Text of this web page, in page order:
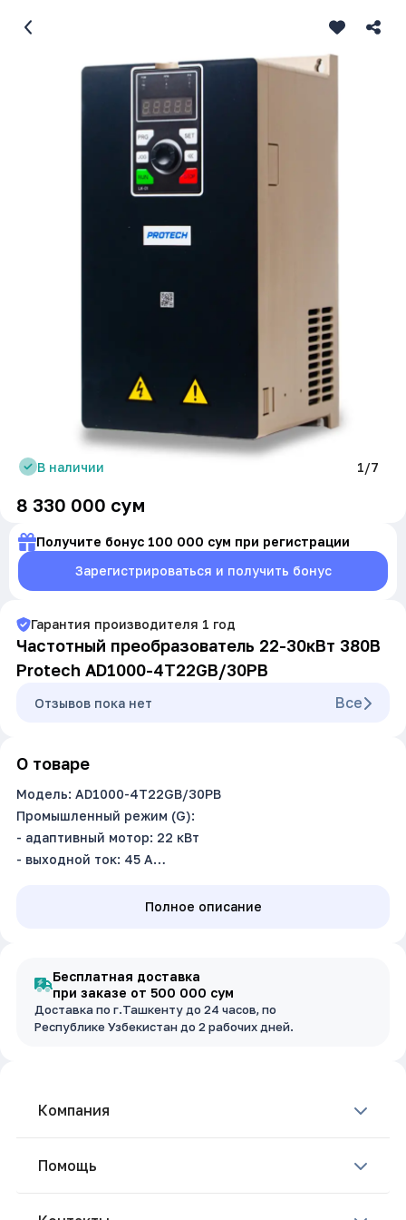
В наличии 1/7
8 330 000 сум
Получите бонус 100 000 сум при регистрации
Зарегистрироваться и получить бонус
Гарантия производителя 1 год
Частотный преобразователь 22-30кВт 380В
Protech AD1000-4T22GB/30PB
Oтзывов пока нет Все
О товаре
Модель: AD1000-4T22GB/30PB
Промышленный режим (G):
- адаптивный мотор: 22 кВт
- выходной ток: 45 A
- адаптивный мотор: 30 кВт
Размер (ш.в.г): 17 х 31 х 19 см
Полное описание
Бесплатная доставка
при заказе от 500 000 сум
Доставка по г.Ташкенту до 24 часов, по
Республике Узбекистан до 2 рабочих дней.
Компания
Помощь